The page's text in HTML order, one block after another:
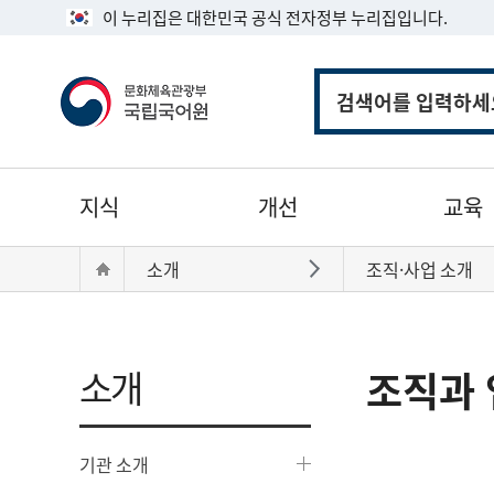
이 누리집은 대한민국 공식 전자정부 누리집입니다.
통
검
색
메
지식 개선 교육
재
Home
소개 바로가기조직·사업 소개
소개
기관 소개
조직과